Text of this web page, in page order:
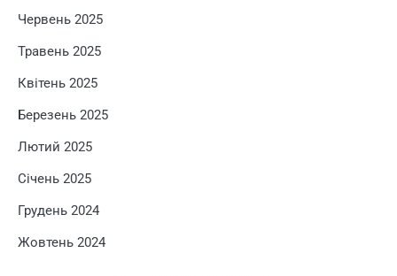
Червень 2025
Травень 2025
Квітень 2025
Березень 2025
Лютий 2025
Січень 2025
Грудень 2024
Жовтень 2024